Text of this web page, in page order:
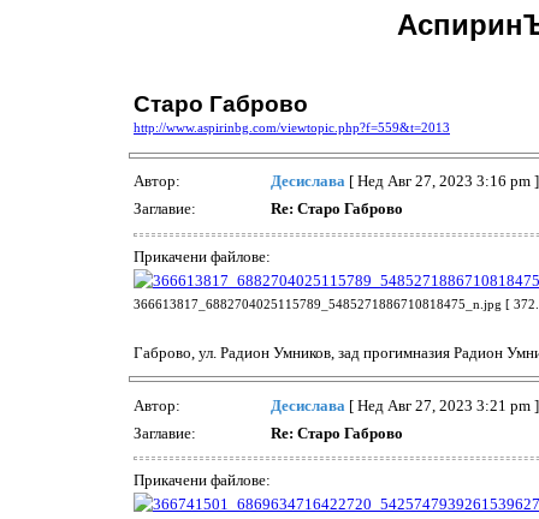
Старо Габрово
http://www.aspirinbg.com/viewtopic.php?f=559&t=2013
Автор: Десислава [ Нед Авг 27, 2023 3:16 pm ]
Заглавие:
Re: Старо Габрово
Прикачени файлове:
366613817_6882704025115789_5485271886710818475_n.jpg [
Габрово, ул. Радион Умников, зад прогимназия Радион
Автор: Десислава [ Нед Авг 27, 2023 3:21 pm ]
Заглавие:
Re: Старо Габрово
Прикачени файлове: